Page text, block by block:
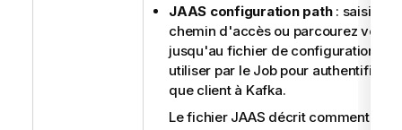
o
n
s
JAAS configuration path: saisissez
chemin d'accès ou parcourez votre
jusqu'au fichier de configuration
utiliser par le Job pour
que client à Kafka.
Le fichier JAAS décrit comment les